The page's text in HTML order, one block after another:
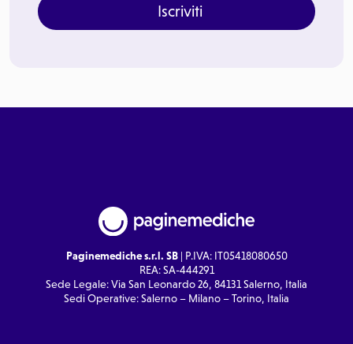
Iscriviti
Paginemediche s.r.l. SB| P.IVA: IT05418080650
REA: SA-444291
Sede Legale: Via San Leonardo 26, 84131 Salerno, Italia
Sedi Operative: Salerno – Milano – Torino, Italia